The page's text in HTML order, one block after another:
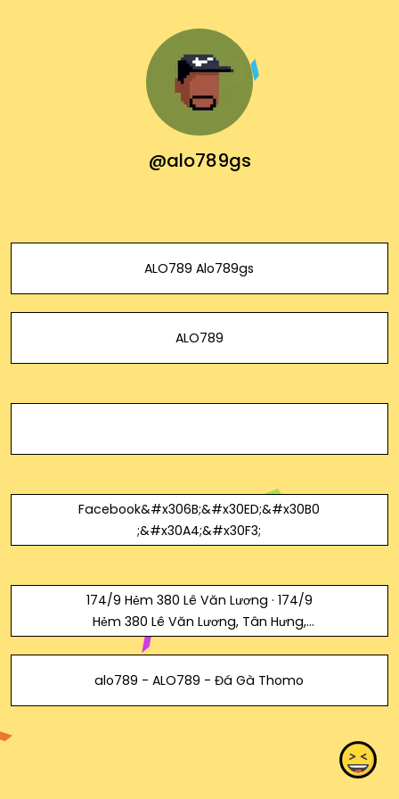
@alo789gs
ALO789 Alo789gs
ALO789
Facebook&#x306B;&#x30ED;&#x30B0
;&#x30A4;&#x30F3;
174/9 Hẻm 380 Lê Văn Lương · 174/9
Hẻm 380 Lê Văn Lương, Tân Hưng,
Quận 7, Thành phố Hồ Chí Minh, ベトナ
alo789 - ALO789 - Đá Gà Thomo